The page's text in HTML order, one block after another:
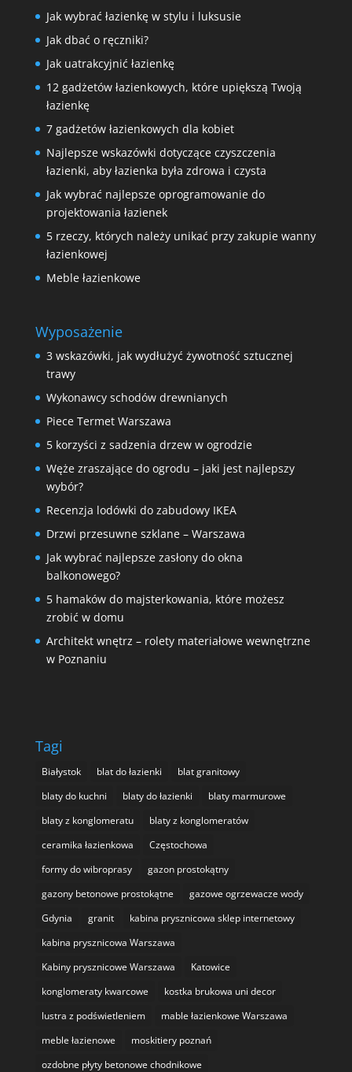
Jak wybrać łazienkę w stylu i luksusie
Jak dbać o ręczniki?
Jak uatrakcyjnić łazienkę
12 gadżetów łazienkowych, które upiększą Twoją
łazienkę
7 gadżetów łazienkowych dla kobiet
Najlepsze wskazówki dotyczące czyszczenia
łazienki, aby łazienka była zdrowa i czysta
Jak wybrać najlepsze oprogramowanie do
projektowania łazienek
5 rzeczy, których należy unikać przy zakupie wanny
łazienkowej
Meble łazienkowe
Wyposażenie
3 wskazówki, jak wydłużyć żywotność sztucznej
trawy
Wykonawcy schodów drewnianych
Piece Termet Warszawa
5 korzyści z sadzenia drzew w ogrodzie
Węże zraszające do ogrodu – jaki jest najlepszy
wybór?
Recenzja lodówki do zabudowy IKEA
Drzwi przesuwne szklane – Warszawa
Jak wybrać najlepsze zasłony do okna
balkonowego?
5 hamaków do majsterkowania, które możesz
zrobić w domu
Architekt wnętrz – rolety materiałowe wewnętrzne
w Poznaniu
Tagi
Białystok blat do łazienki
blat granitowy
blaty do kuchni
blaty do łazienki
blaty marmurowe
blaty z konglomeratu
blaty z konglomeratów
ceramika łazienkowa
Częstochowa
formy do wibroprasy
gazon prostokątny
gazony betonowe prostokątne
gazowe ogrzewacze wody
Gdynia
granit
kabina prysznicowa sklep internetowy
kabina prysznicowa Warszawa
Kabiny prysznicowe Warszawa
Katowice
konglomeraty kwarcowe
kostka brukowa uni decor
lustra z podświetleniem
mable łazienkowe Warszawa
meble łazienowe
moskitiery poznań
ozdobne płyty betonowe chodnikowe